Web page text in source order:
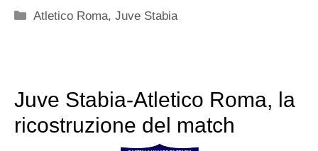
Categorie
Atletico Roma,Juve Stabia
Juve Stabia-Atletico Roma, la
ricostruzione del match